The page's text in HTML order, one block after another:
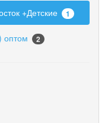
+Детские 1
2